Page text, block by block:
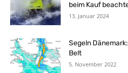
beim Kauf
13. Januar 2024
Segeln
Belt
5. November 2022